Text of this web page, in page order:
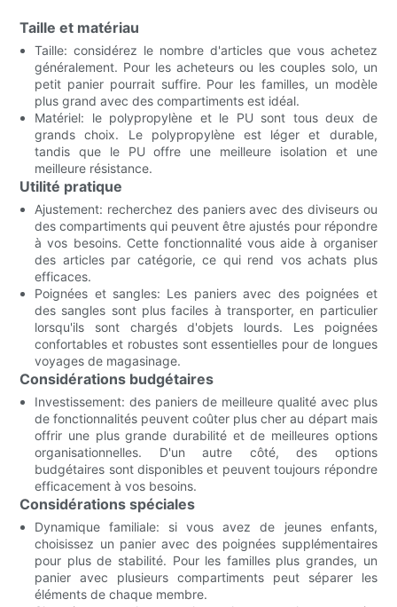
Taille et matériau
Taille: considérez le nombre d'articles que vous achetez
généralement. Pour les acheteurs ou les couples solo, un
petit panier pourrait suffire. Pour les familles, un modèle
plus grand avec des compartiments est idéal.
Matériel: le polypropylène et le PU sont tous deux de
grands choix. Le polypropylène est léger et durable,
tandis que le PU offre une meilleure isolation et une
meilleure résistance.
Utilité pratique
Ajustement: recherchez des paniers avec des diviseurs ou
des compartiments qui peuvent être ajustés pour répondre
à vos besoins. Cette fonctionnalité vous aide à organiser
des articles par catégorie, ce qui rend vos achats plus
efficaces.
Poignées et sangles: Les paniers avec des poignées et
des sangles sont plus faciles à transporter, en particulier
lorsqu'ils sont chargés d'objets lourds. Les poignées
confortables et robustes sont essentielles pour de longues
voyages de magasinage.
Considérations budgétaires
Investissement: des paniers de meilleure qualité avec plus
de fonctionnalités peuvent coûter plus cher au départ mais
offrir une plus grande durabilité et de meilleures options
organisationnelles. D'un autre côté, des options
budgétaires sont disponibles et peuvent toujours répondre
efficacement à vos besoins.
Considérations spéciales
Dynamique familiale: si vous avez de jeunes enfants,
choisissez un panier avec des poignées supplémentaires
pour plus de stabilité. Pour les familles plus grandes, un
panier avec plusieurs compartiments peut séparer les
éléments de chaque membre.